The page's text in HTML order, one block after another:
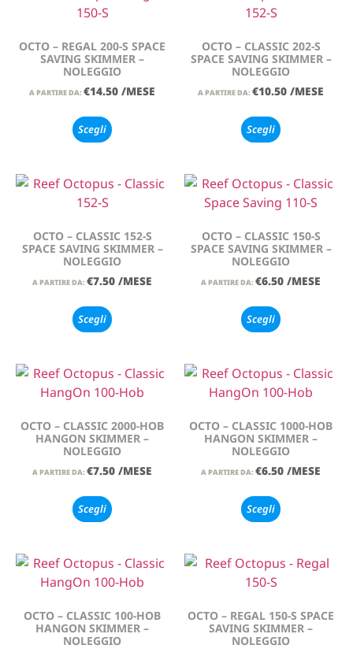
OCTO – REGAL 200-S SPACE
SAVING SKIMMER –
NOLEGGIO
A PARTIRE DA: €14.50 /MESE
Scegli
OCTO – CLASSIC 202-S
SPACE SAVING SKIMMER –
NOLEGGIO
A PARTIRE DA: €10.50 /MESE
Scegli
OCTO – CLASSIC 152-S
SPACE SAVING SKIMMER –
NOLEGGIO
A PARTIRE DA: €7.50 /MESE
Scegli
OCTO – CLASSIC 150-S
SPACE SAVING SKIMMER –
NOLEGGIO
A PARTIRE DA: €6.50 /MESE
Scegli
OCTO – CLASSIC 2000-HOB
HANGON SKIMMER –
NOLEGGIO
A PARTIRE DA: €7.50 /MESE
Scegli
OCTO – CLASSIC 1000-HOB
HANGON SKIMMER –
NOLEGGIO
A PARTIRE DA: €6.50 /MESE
Scegli
OCTO – CLASSIC 100-HOB
HANGON SKIMMER –
NOLEGGIO
OCTO – REGAL 150-S SPACE
SAVING SKIMMER –
NOLEGGIO